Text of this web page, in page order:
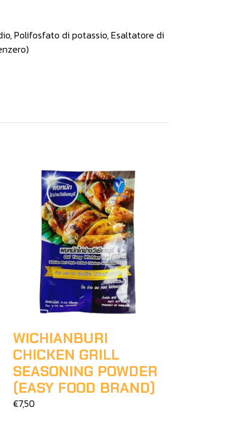
Polifosfato di potassio, Esaltatore di
WICHIANBURI
CHICKEN GRILL
SEASONING POWDER
(EASY FOOD BRAND)
€7,50